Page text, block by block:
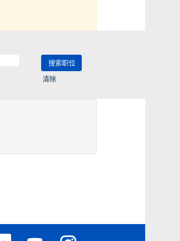
清除
在